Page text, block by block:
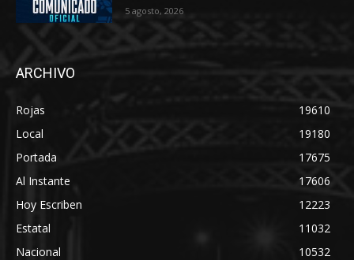
5 agosto, 2026
ARCHIVO
Rojas
19610
Local
19180
Portada
17675
Al Instante
17606
Hoy Escriben
12223
Estatal
11032
Nacional
10532